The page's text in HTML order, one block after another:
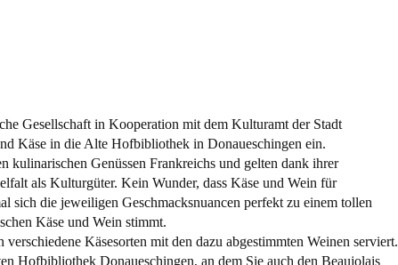
Gesellschaft in Kooperation mit dem Kulturamt der Stadt
Käse in die Alte Hofbibliothek in Donaueschingen ein.
kulinarischen Genüssen Frankreichs und gelten dank ihrer
als Kulturgüter. Kein Wunder, dass Käse und Wein für
sich die jeweiligen Geschmacksnuancen perfekt zu einem tollen
Käse und Wein stimmt.
Käsesorten mit den dazu abgestimmten Weinen serviert.
Hofbibliothek Donaueschingen, an dem Sie auch den Beaujolais